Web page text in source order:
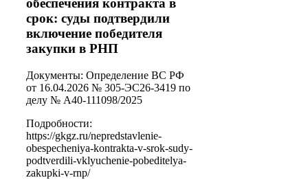
обеспечения контракта в
срок: суды подтвердили
включение победителя
закупки в РНП
Документы: Определение ВС РФ
от 16.04.2026 № 305-ЭС26-3419 по
делу № А40-111098/2025
Подробности:
https://gkgz.ru/nepredstavlenie-
obespecheniya-kontrakta-v-srok-sudy-
podtverdili-vklyuchenie-pobeditelya-
zakupki-v-rnp/